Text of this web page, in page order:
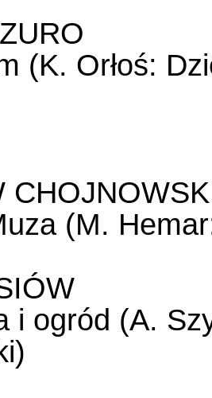
(K. Orłoś:
(M.
i ogród (A.